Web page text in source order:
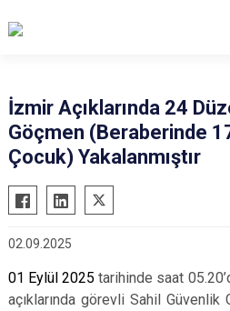
İzmir Açıklarında 24
Göçmen (Beraberinde
Çocuk) Yakalanmıştır
02.09.2025
01 Eylül 2025tarihinde saat
açıklarında görevli Sahil Güvenlik